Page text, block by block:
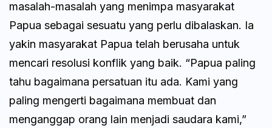
masalah-masalah yang menimpa masyarakat
Papua sebagai sesuatu yang perlu dibalaskan. Ia
yakin masyarakat Papua telah berusaha untuk
mencari resolusi konflik yang baik. “Papua paling
tahu bagaimana persatuan itu ada. Kami yang
paling mengerti bagaimana membuat dan
menganggap orang lain menjadi saudara kami,”